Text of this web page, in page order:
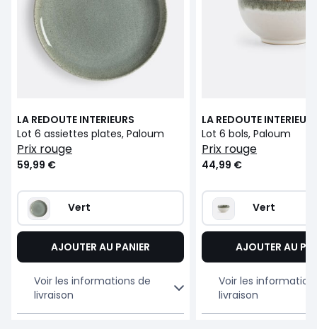
LA REDOUTE INTERIEURS
Lot 6 assiettes plates, Paloum
prix rouge
59,99 €
Vert
AJOUTER AU PANIER
Voir les informations de
livraison
LA REDOUTE
Lot 6 bols, Paloum
prix rouge
44,99 €
Vert
AJOUTER AU
Voir les
livraison